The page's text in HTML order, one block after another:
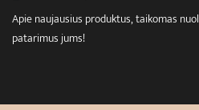
Apie naujausius produktus, taikomas
patarimus jums!